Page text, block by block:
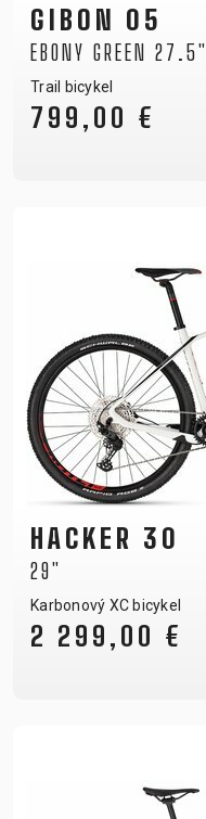
GIBON 05
EBONY GREEN 27.5"
Trail bicykel
799,00 €
HACKER 30
29"
Karbonový XC bicykel
2 299,00 €